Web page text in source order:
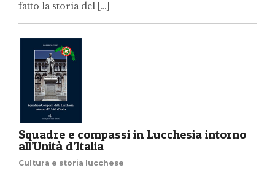
fatto la storia del […]
Squadre e compassi in Lucchesia intorno
all’Unità d’Italia
Cultura e storia lucchese